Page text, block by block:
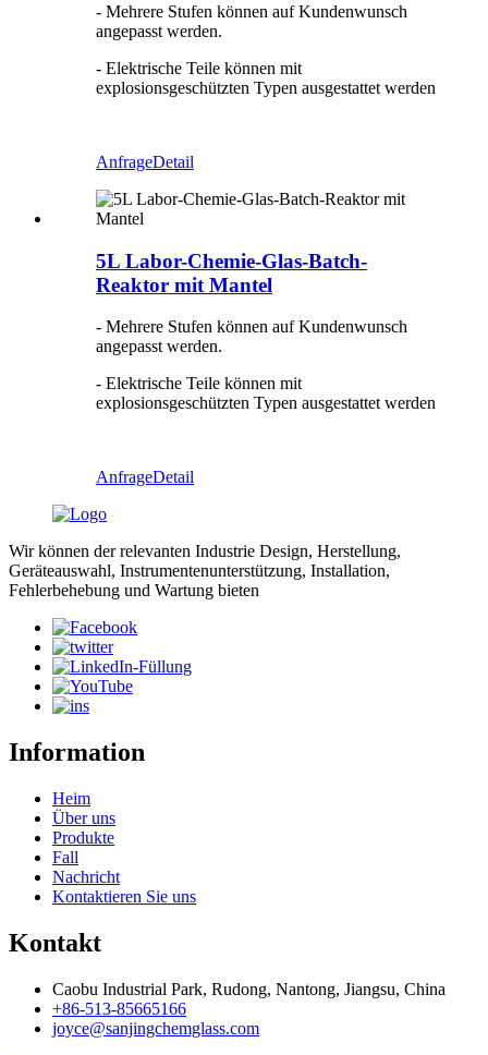
- Mehrere Stufen können auf Kundenwunsch
angepasst werden.
- Elektrische Teile können mit
explosionsgeschützten Typen ausgestattet werden
AnfrageDetail
5L Labor-Chemie-Glas-Batch-
Reaktor mit Mantel
- Mehrere Stufen können auf Kundenwunsch
angepasst werden.
- Elektrische Teile können mit
explosionsgeschützten Typen ausgestattet werden
AnfrageDetail
Wir können der relevanten Industrie Design, Herstellung,
Geräteauswahl, Instrumentenunterstützung, Installation,
Fehlerbehebung und Wartung bieten
Information
Heim
Über uns
Produkte
Fall
Nachricht
Kontaktieren Sie uns
Kontakt
Caobu Industrial Park, Rudong, Nantong, Jiangsu, China
+86-513-85665166
joyce@sanjingchemglass.com